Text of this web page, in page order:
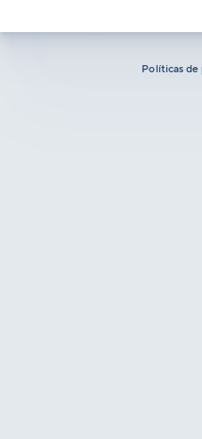
Políticas de